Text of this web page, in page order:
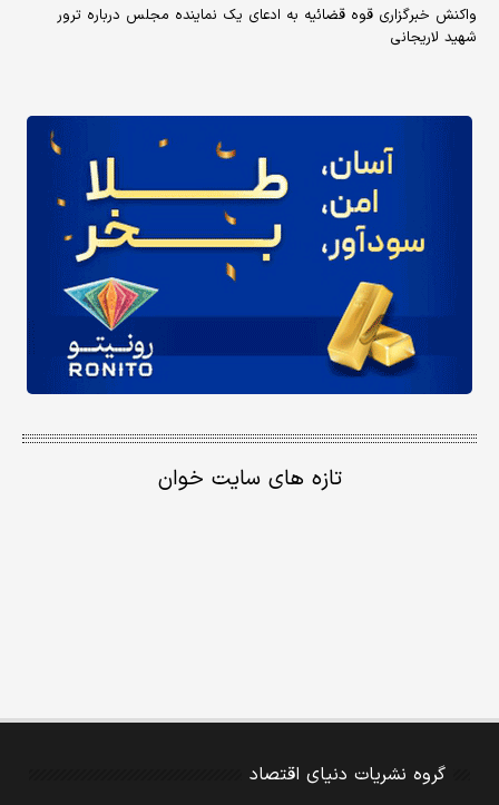
واکنش خبرگزاری قوه قضائیه به ادعای یک نماینده مجلس درباره ترور
شهید لاریجانی
تازه های سایت خوان
گروه نشریات دنیای اقتصاد